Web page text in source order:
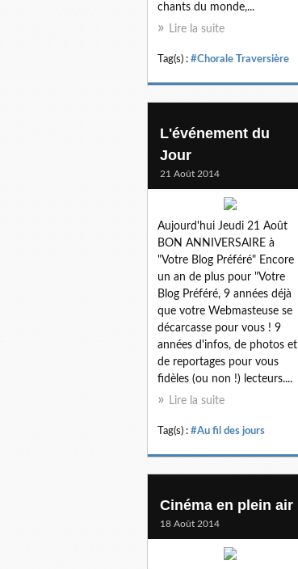
chants du monde,...
Lire la suite
Tag(s) : #Chorale Traversière
L'événement du
Jour
21 Août 2014
Aujourd'hui Jeudi 21 Août
BON ANNIVERSAIRE à
"Votre Blog Préféré" Encore
un an de plus pour "Votre
Blog Préféré, 9 années déjà
que votre Webmasteuse se
décarcasse pour vous ! 9
années d'infos, de photos et
de reportages pour vous
fidèles (ou non !) lecteurs....
Lire la suite
Tag(s) : #Au fil des jours
Cinéma en plein air
18 Août 2014